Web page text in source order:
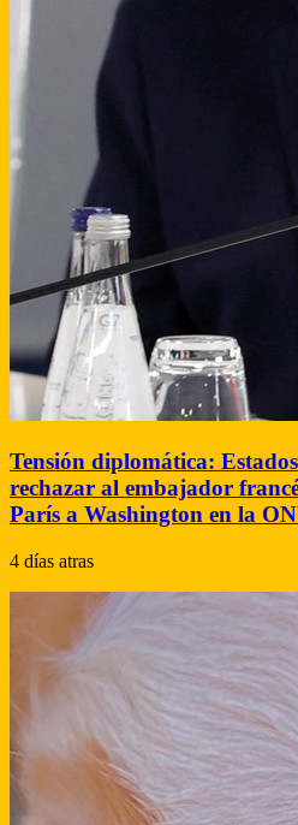
Tensión diplomática:
rechazar al embajador
París a Washington en la
4 días atras